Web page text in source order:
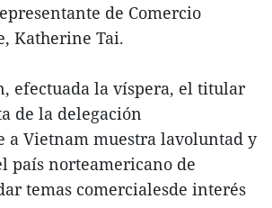
de Comercio
Katherine Tai.
efectuada la víspera, el titular
de la delegación
a Vietnam muestra lavoluntad y
país norteamericano de
temas comercialesde interés